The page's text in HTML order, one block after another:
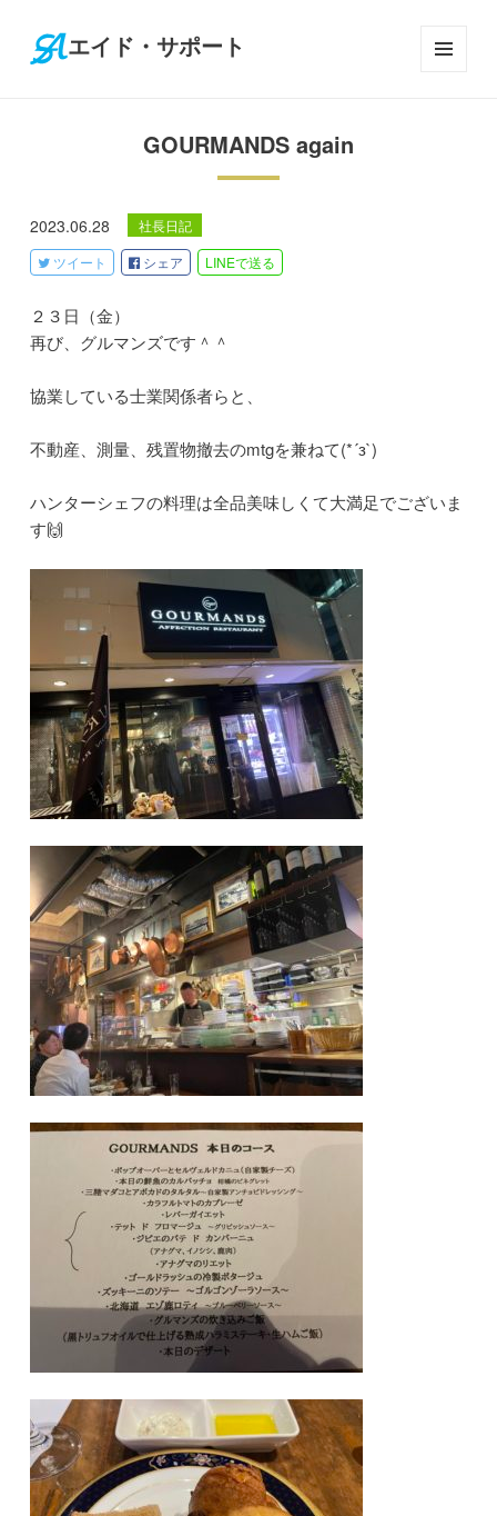
エイド・サポート
GOURMANDS again
2023.06.28
社長日記
ツイート
シェア LINEで送る
２３日（金）
再び、グルマンズです＾＾
協業している士業関係者らと、
不動産、測量、残置物撤去のmtgを兼ねて(*´з`)
ハンターシェフの料理は全品美味しくて大満足でございま
す🙌